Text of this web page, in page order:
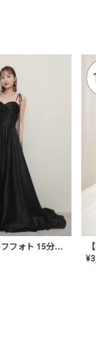
【大阪店】セルフフォト 15分撮り放題プラン
¥